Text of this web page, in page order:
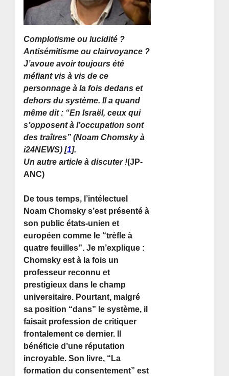
Complotisme ou lucidité ?
Antisémitisme ou clairvoyance ?
J’avoue avoir toujours été
méfiant vis à vis de ce
personnage à la fois dedans et
dehors du système. Il a quand
même dit : “En Israël, ceux qui
s’opposent à l’occupation sont
des traîtres” (Noam Chomsky à
i24NEWS) [1].
Un autre article à discuter !(JP-
ANC)
De tous temps, l’intélectuel
Noam Chomsky s’est présenté à
son public états-unien et
européen comme le “trèfle à
quatre feuilles”. Je m’explique :
Chomsky est à la fois un
professeur reconnu et
prestigieux dans le champ
universitaire. Pourtant, malgré
sa position “dans” le système, il
faisait profession de critiquer
frontalement ce dernier. Il
bénéficie d’une réputation
incroyable. Son livre, “La
formation du consentement” est